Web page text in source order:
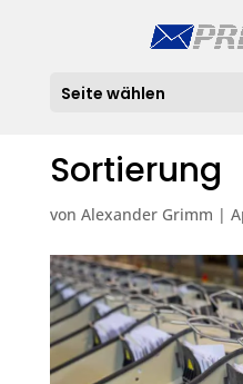
Seite wählen
Sortierung
von Alexander Grimm |